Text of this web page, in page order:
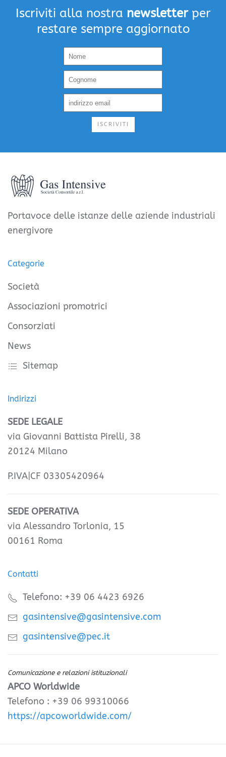
Iscriviti alla nostra newsletterper
restare sempre aggiornato
ISCRIVITI
Portavoce delle istanze delle aziende industriali
energivore
Categorie
Società
Associazioni promotrici
Consorziati
News
Sitemap
Indirizzi
SEDE LEGALE
via Giovanni Battista Pirelli, 38
20124 Milano
P.IVA|CF 03305420964
SEDE OPERATIVA
via Alessandro Torlonia, 15
00161 Roma
Contatti
Telefono: +39 06 4423 6926
gasintensive@gasintensive.com
gasintensive@pec.it
Comunicazione e relazioni istituzionali
APCO Worldwide
Telefono : +39 06 99310066
https://apcoworldwide.com/